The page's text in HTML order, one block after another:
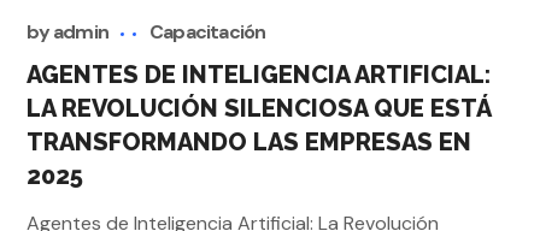
byadmin Capacitación
AGENTES DE INTELIGENCIA ARTIFICIAL:
LA REVOLUCIÓN SILENCIOSA QUE ESTÁ
TRANSFORMANDO LAS EMPRESAS EN
2025
Agentes de Inteligencia Artificial: La Revolución